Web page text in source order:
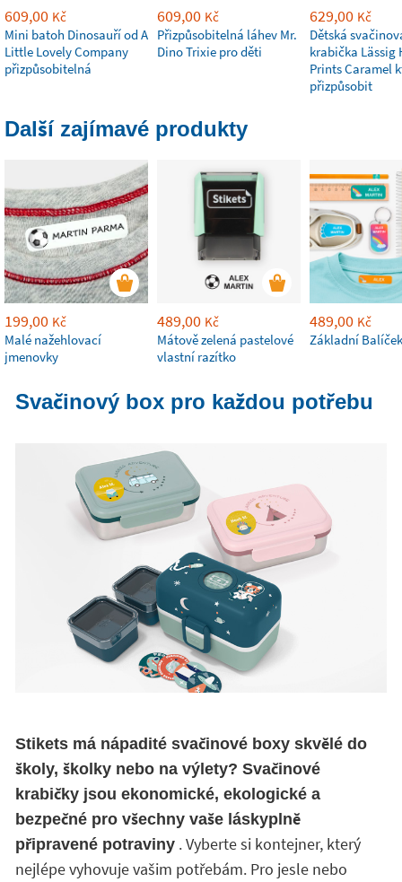
609,00 Kč
Mini batoh Dinosauří od A
Little Lovely Company
přizpůsobitelná
609,00 Kč
Přizpůsobitelná láhev Mr.
Dino Trixie pro děti
629,00 Kč
Dětská
krabička Lässig
Prints Caramel
přizpůsobit
Další zajímavé produkty
199,00 Kč
Malé nažehlovací
jmenovky
489,00 Kč
Mátově zelená pastelové
vlastní razítko
489,00 Kč
Základní Balíček
Svačinový box pro každou potřebu
Stikets má nápadité svačinové boxy skvělé do
školy, školky nebo na výlety? Svačinové
krabičky jsou ekonomické, ekologické a
bezpečné pro všechny vaše láskyplně
připravené potraviny. Vyberte si kontejner, který
nejlépe vyhovuje vašim potřebám. Pro jesle nebo